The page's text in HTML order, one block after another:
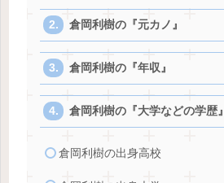
倉岡利樹の『元カノ』
倉岡利樹の『年収』
倉岡利樹の『大学などの学歴』
倉岡利樹の出身高校